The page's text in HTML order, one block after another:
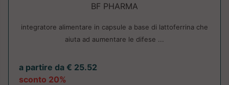
BF PHARMA
integratore alimentare in capsule a base di lattoferrina che
aiuta ad aumentare le difese ...
a partire da € 25.52
sconto 20%